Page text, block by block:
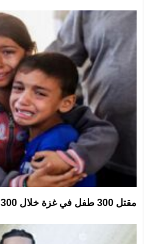
مقتل 300 طفل في غزة خلال 300 يوم من وقف إطلاق النار